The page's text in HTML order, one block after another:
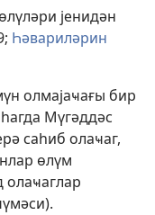
јенидән
Һәвариләрин
олмајаҹағы бир
Мүгәддәс
саһиб олаҹаг,
өлүм
олаҹаглар